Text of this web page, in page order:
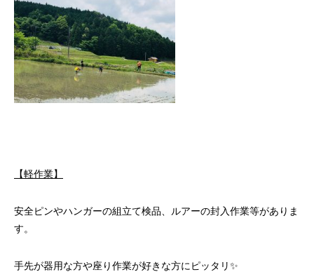
【軽作業】
安全ピンやハンガーの組立て検品、ルアーの封入作業等がありま
す。
手先が器用な方や座り作業が好きな方にピッタリ✨